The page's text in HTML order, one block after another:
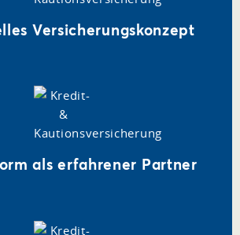
Versicherungskonzept
als erfahrener Partner